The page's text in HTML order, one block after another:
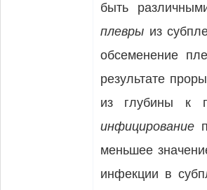
быть
плевры из
обсеменение
резуль­тате
из глубины к
инфицирование
меньшее
инфекции в